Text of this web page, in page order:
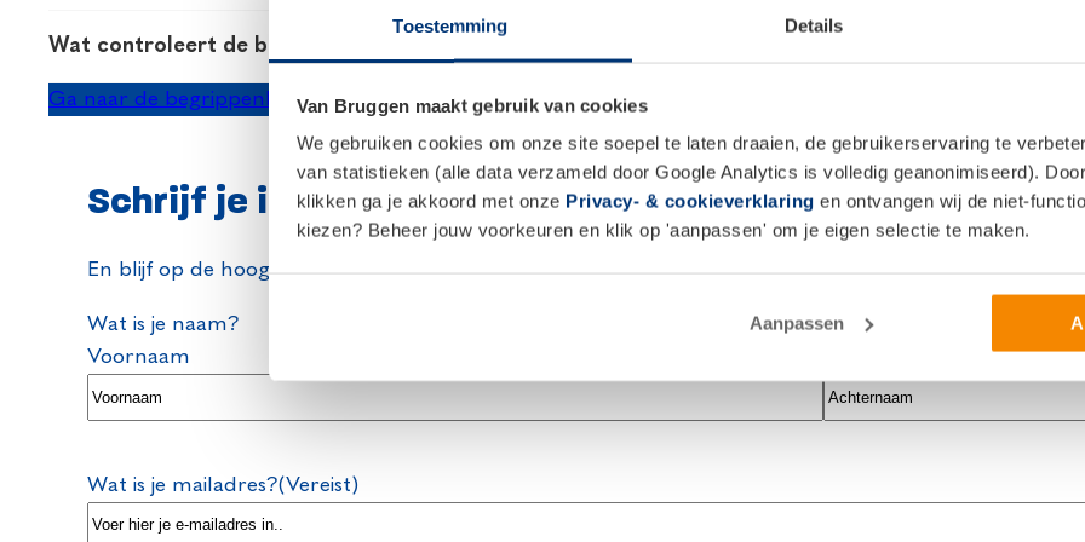
Toestemming Details
Van Bruggen maakt gebruik van cookies
We gebruiken cookies om onze site soepel te laten draaien, de gebruikerservaring te
van statistieken (alle data verzameld door Google Analytics is volledig geanonimiseerd). Door
klikken ga je akkoord met onze Privacy- & cookieverklaring en ontvangen wij de niet-
kiezen? Beheer jouw voorkeuren en klik op 'aanpassen' om je eigen selectie te maken.
Aanpassen
Bij financieringsvoorbehoud spreek je een periode af waarin jij de financiering moet rond krijgen.
ondertekening van het voorlopig koopcontract. Binnen die tijd moet je de hypotheek rond krijgen. Heb je
rondkomt? Geeft dit dan op tijd aan de verkopers aan. Mogelijk is daar wat op te regelen.
Wat controleert de bank bij een hypotheek?
De hypotheekaanbieder controleert of jouw hypotheekaanvraag voldoet aan de geldende
wettelijke en fiscale regels. Zo beoordelen zij of je de aangevraagde hypotheek inderdaad kunt krijgen.
Ga naar de begrippenlijst
Schrijf je in voor onze nieuwsbrief!
En blijf op de hoogte van al het nieuws rondom onze dienstverlening.
Wat is je naam?
Voornaam
Wat is je mailadres?(Vereist)